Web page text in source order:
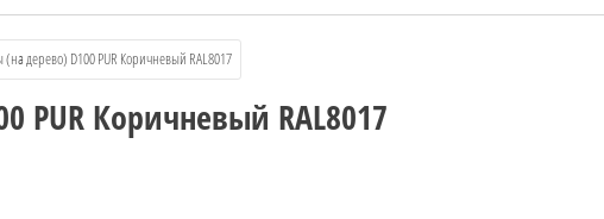
(на дерево) D100 PUR Коричневый RAL8017
PUR Коричневый RAL8017